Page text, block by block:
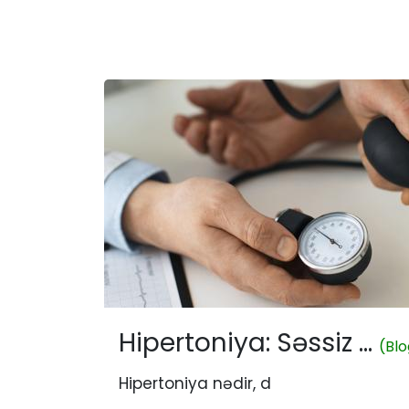
Hipertoniya: Səssiz ...
Hipertoniya nədir, d